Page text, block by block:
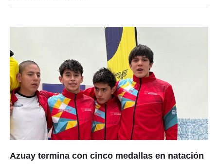
Azuay termina con cinco medallas en natación